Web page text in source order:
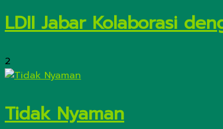
LDII Jabar Kolaborasi
2
Tidak Nyaman